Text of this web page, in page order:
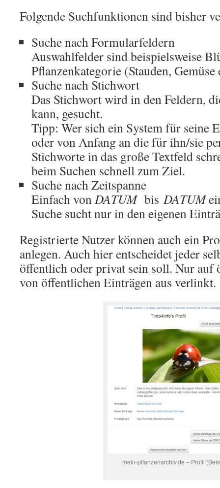
Folgende Suchfunktionen sind bisher
Suche nach Formularfeldern
Auswahlfelder sind beispielsweise
Pflanzenkategorie (Stauden, Gemüse
Suche nach Stichwort
Das Stichwort wird in den Feldern,
kann, gesucht.
Tipp: Wer sich ein System für seine
oder von Anfang an die für ihn/sie
Stichworte in das große Textfeld
beim Suchen schnell zum Ziel.
Suche nach Zeitspanne
Einfach vonDATUMbis DATUM
Suche sucht nur in den eigenen
Registrierte Nutzer können auch ein
anlegen. Auch hier entscheidet jeder
öffentlich oder privat sein soll. Nur
von öffentlichen Einträgen aus verlinkt.
mein-pflanzenarchiv.de – Profil